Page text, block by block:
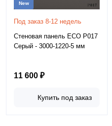
New
Под заказ 8-12 недель
Стеновая панель ECO P017
Серый - 3000-1220-5 мм
11 600 ₽
Купить под заказ